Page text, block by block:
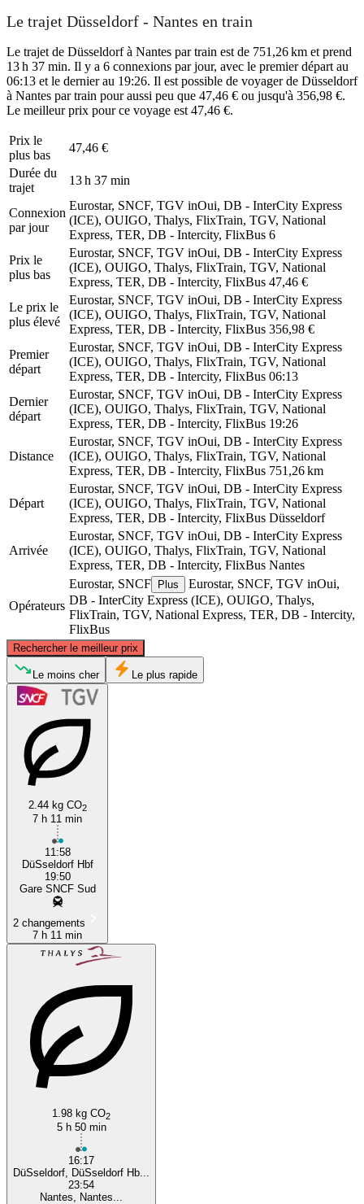
Le trajet Düsseldorf - Nantes en train
Le trajet de Düsseldorf à Nantes par train est de 751,26 km et prend
13 h 37 min. Il y a 6 connexions par jour, avec le premier départ au
06:13 et le dernier au 19:26. Il est possible de voyager de Düsseldorf
à Nantes par train pour aussi peu que 47,46 € ou jusqu'à 356,98 €.
Le meilleur prix pour ce voyage est 47,46 €.
Prix ​​le
plus bas
47,46 €
Durée du
trajet
13 h 37 min
Connexion
par jour
Eurostar, SNCF, TGV inOui, DB - InterCity Express
(ICE), OUIGO, Thalys, FlixTrain, TGV, National
Express, TER, DB - Intercity, FlixBus 6
Prix ​​le
plus bas
Eurostar, SNCF, TGV inOui, DB - InterCity Express
(ICE), OUIGO, Thalys, FlixTrain, TGV, National
Express, TER, DB - Intercity, FlixBus 47,46 €
Le prix le
plus élevé
Eurostar, SNCF, TGV inOui, DB - InterCity Express
(ICE), OUIGO, Thalys, FlixTrain, TGV, National
Express, TER, DB - Intercity, FlixBus 356,98 €
Premier
départ
Eurostar, SNCF, TGV inOui, DB - InterCity Express
(ICE), OUIGO, Thalys, FlixTrain, TGV, National
Express, TER, DB - Intercity, FlixBus 06:13
Dernier
départ
Eurostar, SNCF, TGV inOui, DB - InterCity Express
(ICE), OUIGO, Thalys, FlixTrain, TGV, National
Express, TER, DB - Intercity, FlixBus 19:26
Distance
Eurostar, SNCF, TGV inOui, DB - InterCity Express
(ICE), OUIGO, Thalys, FlixTrain, TGV, National
Express, TER, DB - Intercity, FlixBus 751,26 km
Départ
Eurostar, SNCF, TGV inOui, DB - InterCity Express
(ICE), OUIGO, Thalys, FlixTrain, TGV, National
Express, TER, DB - Intercity, FlixBus Düsseldorf
Arrivée
Eurostar, SNCF, TGV inOui, DB - InterCity Express
(ICE), OUIGO, Thalys, FlixTrain, TGV, National
Express, TER, DB - Intercity, FlixBus Nantes
Opérateurs
Eurostar, SNCF Plus
Eurostar, SNCF, TGV inOui,
DB - InterCity Express (ICE), OUIGO, Thalys,
FlixTrain, TGV, National Express, TER, DB - Intercity,
FlixBus
Rechercher le meilleur prix
Nantes
Le moins cher Le plus rapide
2.44 kg CO2
7 h 11 min
11:58
DüSseldorf Hbf
19:50
Gare SNCF Sud
2 changements
7 h 11 min
1.98 kg CO2
5 h 50 min
16:17
DüSseldorf, DüSseldorf Hb...
23:54
Nantes, Nantes...